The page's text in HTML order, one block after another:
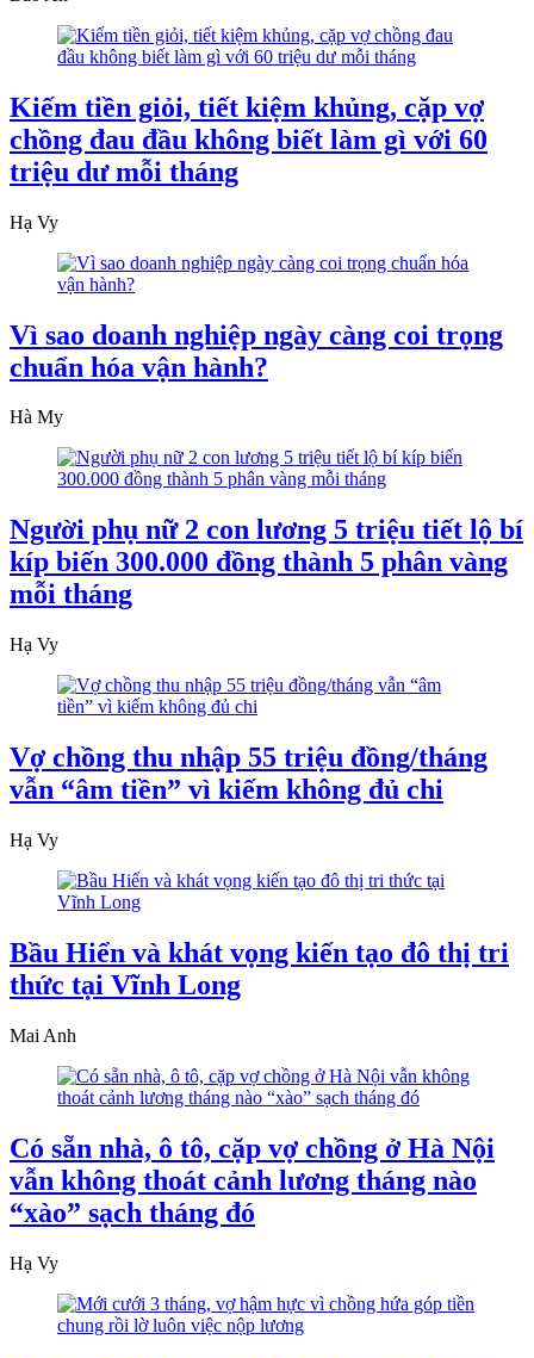
Kiếm tiền giỏi, tiết kiệm khủng, cặp vợ
chồng đau đầu không biết làm gì với 60
triệu dư mỗi tháng
Hạ Vy
Vì sao doanh nghiệp ngày càng coi trọng
chuẩn hóa vận hành?
Hà My
Người phụ nữ 2 con lương 5 triệu tiết lộ bí
kíp biến 300.000 đồng thành 5 phân vàng
mỗi tháng
Hạ Vy
Vợ chồng thu nhập 55 triệu đồng/tháng
vẫn “âm tiền” vì kiếm không đủ chi
Hạ Vy
Bầu Hiển và khát vọng kiến tạo đô thị tri
thức tại Vĩnh Long
Mai Anh
Có sẵn nhà, ô tô, cặp vợ chồng ở Hà Nội
vẫn không thoát cảnh lương tháng nào
“xào” sạch tháng đó
Hạ Vy